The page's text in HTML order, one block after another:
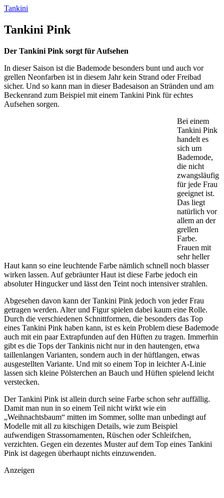
Tankini
Tankini Pink
Der Tankini Pink sorgt für Aufsehen
In dieser Saison ist die Bademode besonders bunt und auch vor
grellen Neonfarben ist in diesem Jahr kein Strand oder Freibad
sicher. Und so kann man in dieser Badesaison an Stränden und am
Beckenrand zum Beispiel mit einem Tankini Pink für echtes
Aufsehen sorgen.
Bei einem
Tankini Pink
handelt es
sich um
Bademode,
die nicht
zwangsläufig
für jede Frau
geeignet ist.
Das liegt
natürlich vor
allem an der
grellen
Farbe.
Frauen mit
sehr heller
Haut kann so eine leuchtende Farbe nämlich schnell noch blasser
wirken lassen. Auf gebräunter Haut ist diese Farbe jedoch ein
absoluter Hingucker und lässt den Teint noch intensiver strahlen.
Abgesehen davon kann der Tankini Pink jedoch von jeder Frau
getragen werden. Alter und Figur spielen dabei kaum eine Rolle.
Durch die verschiedenen Schnittformen, die besonders das Top
eines Tankini Pink haben kann, ist es kein Problem diese Bademode
auch mit ein paar Extrapfunden auf den Hüften zu tragen. Immerhin
gibt es die Tops der Tankinis nicht nur in den hautengen, etwa
taillenlangen Varianten, sondern auch in der hüftlangen, etwas
ausgestellten Variante. Und mit so einem Top in leichter A-Linie
lassen sich kleine Pölsterchen an Bauch und Hüften spielend leicht
verstecken.
Der Tankini Pink ist allein durch seine Farbe schon sehr auffällig.
Damit man nun in so einem Teil nicht wirkt wie ein
„Weihnachtsbaum“ mitten im Sommer, sollte man unbedingt auf
Modelle mit all zu kitschigen Details, wie zum Beispiel
aufwendigen Strassornamenten, Rüschen oder Schleifchen,
verzichten. Gegen ein dezentes Muster auf dem Top eines Tankini
Pink ist dagegen überhaupt nichts einzuwenden.
Anzeigen